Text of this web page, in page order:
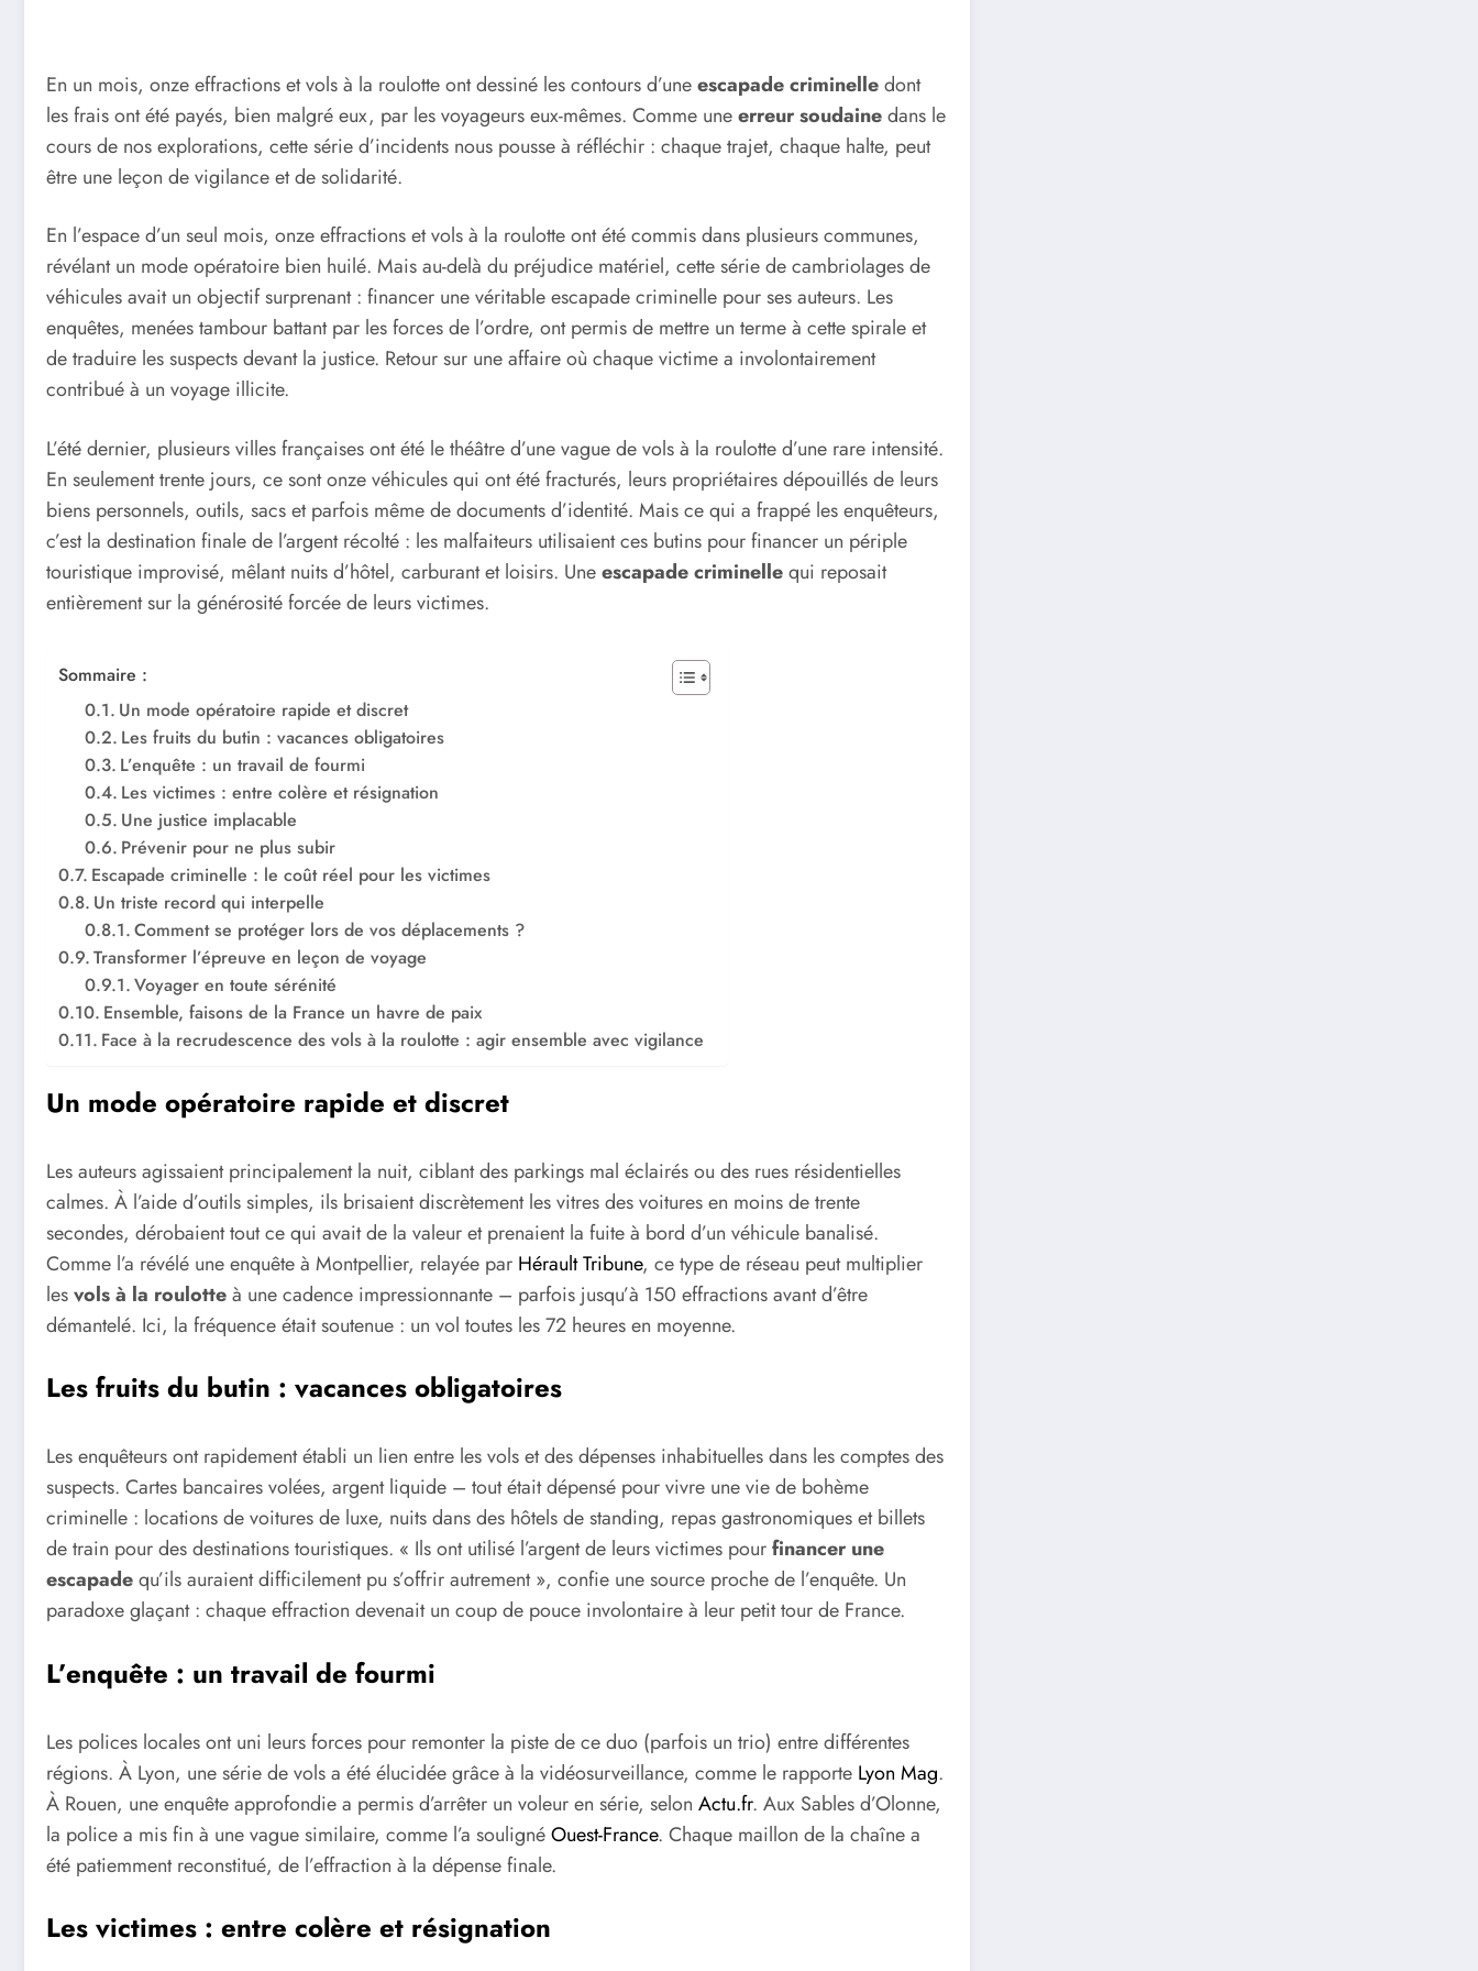
En un mois, onze effractions et vols à la roulotte ont dessiné les contours d’uneescapade criminelledont
les frais ont été payés, bien malgré eux, par les voyageurs eux-mêmes. Comme uneerreur soudainedans le
cours de nos explorations, cette série d’incidents nous pousse à réfléchir : chaque trajet, chaque halte, peut
être une leçon de vigilance et de solidarité.
En l’espace d’un seul mois, onze effractions et vols à la roulotte ont été commis dans plusieurs communes,
révélant un mode opératoire bien huilé. Mais au-delà du préjudice matériel, cette série de cambriolages de
véhicules avait un objectif surprenant : financer une véritable escapade criminelle pour ses auteurs. Les
enquêtes, menées tambour battant par les forces de l’ordre, ont permis de mettre un terme à cette spirale et
de traduire les suspects devant la justice. Retour sur une affaire où chaque victime a involontairement
contribué à un voyage illicite.
L’été dernier, plusieurs villes françaises ont été le théâtre d’une vague de vols à la roulotte d’une rare intensité.
En seulement trente jours, ce sont onze véhicules qui ont été fracturés, leurs propriétaires dépouillés de leurs
biens personnels, outils, sacs et parfois même de documents d’identité. Mais ce qui a frappé les enquêteurs,
c’est la destination finale de l’argent récolté : les malfaiteurs utilisaient ces butins pour financer un périple
touristique improvisé, mêlant nuits d’hôtel, carburant et loisirs. Uneescapade criminellequi reposait
entièrement sur la générosité forcée de leurs victimes.
Sommaire :
Un mode opératoire rapide et discret
Les fruits du butin : vacances obligatoires
L’enquête : un travail de fourmi
Les victimes : entre colère et résignation
Une justice implacable
Prévenir pour ne plus subir
Escapade criminelle : le coût réel pour les victimes
Un triste record qui interpelle
Comment se protéger lors de vos déplacements ?
Transformer l’épreuve en leçon de voyage
Voyager en toute sérénité
Ensemble, faisons de la France un havre de paix
Face à la recrudescence des vols à la roulotte : agir ensemble avec vigilance
Un mode opératoire rapide et discret
Les auteurs agissaient principalement la nuit, ciblant des parkings mal éclairés ou des rues résidentielles
calmes. À l’aide d’outils simples, ils brisaient discrètement les vitres des voitures en moins de trente
secondes, dérobaient tout ce qui avait de la valeur et prenaient la fuite à bord d’un véhicule banalisé.
Comme l’a révélé une enquête à Montpellier, relayée par Hérault Tribune, ce type de réseau peut multiplier
lesvols à la roulotteà une cadence impressionnante – parfois jusqu’à 150 effractions avant d’être
démantelé. Ici, la fréquence était soutenue : un vol toutes les 72 heures en moyenne.
Les fruits du butin : vacances obligatoires
Les enquêteurs ont rapidement établi un lien entre les vols et des dépenses inhabituelles dans les comptes des
suspects. Cartes bancaires volées, argent liquide – tout était dépensé pour vivre une vie de bohème
criminelle : locations de voitures de luxe, nuits dans des hôtels de standing, repas gastronomiques et billets
de train pour des destinations touristiques. « Ils ont utilisé l’argent de leurs victimes pourfinancer une
escapadequ’ils auraient difficilement pu s’offrir autrement », confie une source proche de l’enquête. Un
paradoxe glaçant : chaque effraction devenait un coup de pouce involontaire à leur petit tour de France.
L’enquête : un travail de fourmi
Les polices locales ont uni leurs forces pour remonter la piste de ce duo (parfois un trio) entre différentes
régions. À Lyon, une série de vols a été élucidée grâce à la vidéosurveillance, comme le rapporte Lyon Mag.
À Rouen, une enquête approfondie a permis d’arrêter un voleur en série, selon Actu.fr. Aux Sables d’Olonne,
la police a mis fin à une vague similaire, comme l’a soulignéOuest-France. Chaque maillon de la chaîne a
été patiemment reconstitué, de l’effraction à la dépense finale.
Les victimes : entre colère et résignation